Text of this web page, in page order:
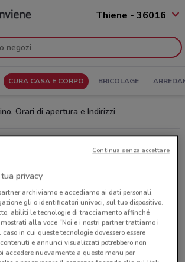
Thiene - 36016
CURA CASA E CORPO BRICOLAGE
Orari di apertura e Indirizzi
volantino Foxy
privacy
archiviamo e accediamo ai dati personali,
gli o identificatori univoci, sul tuo dispositivo.
abiliti le tecnologie di tracciamento affinché
alla voce "Noi e i nostri partner trattiamo i
in cui queste tecnologie dovessero essere
e annunci visualizzati potrebbero non
accedere nuovamente a questo menu per
Continua senza accettare